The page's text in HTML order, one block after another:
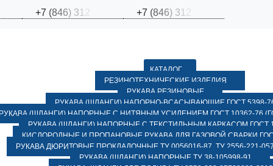
+7 (846) 31 +7 (846) 31
КАТАЛОГ
РЕЗИНОТЕХНИЧЕСКИЕ ИЗДЕЛИЯ
РУКАВА РЕЗИНОВЫЕ
РУКАВА (ШЛАНГИ) НАПОРНО-ВСАСЫВАЮЩИЕ ГОСТ 5398-
(ШЛАНГИ) НАПОРНЫЕ С НИТЯНЫМ УСИЛЕНИЕМ ГОСТ 10362-76
РУКАВА (ШЛАНГИ) НАПОРНЫЕ С ТЕКСТИЛЬНЫМ КАРКАСОМ ГОСТ
КИСЛОРОДНЫЕ И ПРОПАНОВЫЕ РУКАВА ДЛЯ ГАЗОВОЙ СВАРКИ
РУКАВА ДЮРИТОВЫЕ ПРОКЛАДОЧНЫЕ ТУ 0056016-87, ТУ 2556-221-
РУКАВА (ШЛАНГИ) НАПОРНЫЕ ТУ 38-105998-91